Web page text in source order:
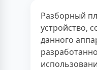
Разборный
устройство,
данного